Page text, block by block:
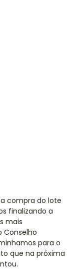
compra do lote
finalizando a
mais
Conselho
para o
que na próxima